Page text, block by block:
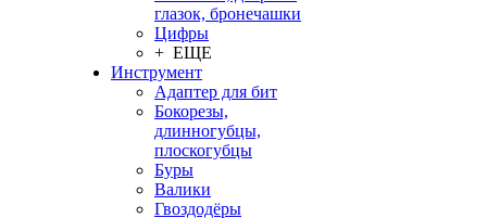
глазок, бронечашки
Цифры
+ ЕЩЕ
Инструмент
Адаптер для бит
Бокорезы,
длинногубцы,
плоскогубцы
Буры
Валики
Гвоздодёры